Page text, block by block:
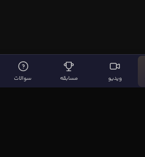
ویدیو مسابقه سوالات